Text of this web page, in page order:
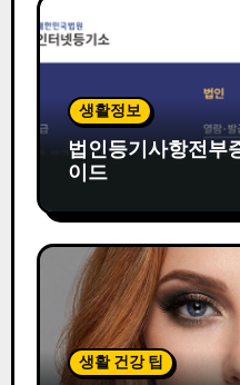
생활정보
법인등기사항전부
이드
생활 건강 팁